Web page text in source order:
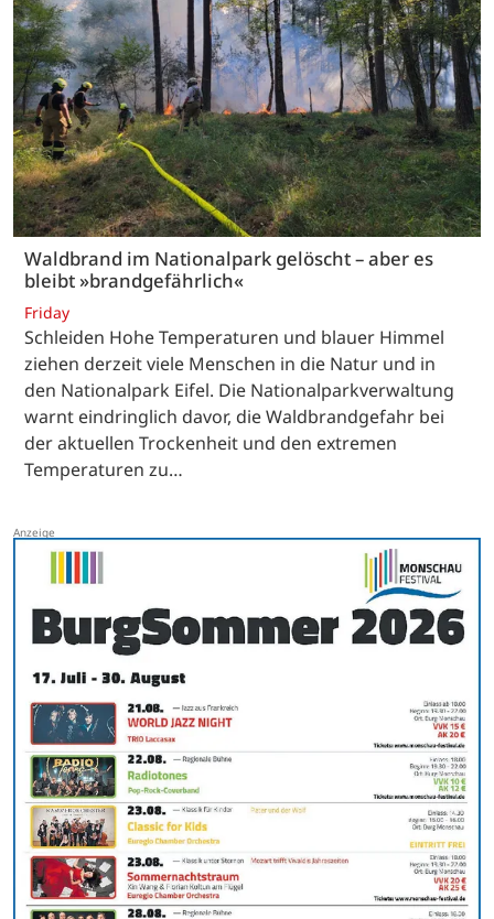
Waldbrand im Nationalpark gelöscht – aber es
bleibt »brandgefährlich«
Friday
Schleiden Hohe Temperaturen und blauer Himmel
ziehen derzeit viele Menschen in die Natur und in
den Nationalpark Eifel. Die Nationalparkverwaltung
warnt eindringlich davor, die Waldbrandgefahr bei
der aktuellen Trockenheit und den extremen
Temperaturen zu…